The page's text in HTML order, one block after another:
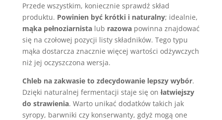
Przede wszystkim, koniecznie sprawdź skład
produktu. Powinien być krótki i naturalny; idealnie,
mąka pełnoziarnistalub razowapowinna znajdować
się na czołowej pozycji listy składników. Tego typu
mąka dostarcza znacznie więcej wartości odżywczych
niż jej oczyszczona wersja.
Chleb na zakwasie to zdecydowanie lepszy wybór.
Dzięki naturalnej fermentacji staje się on łatwiejszy
do strawienia. Warto unikać dodatków takich jak
syropy, barwniki czy konserwanty, gdyż mogą one